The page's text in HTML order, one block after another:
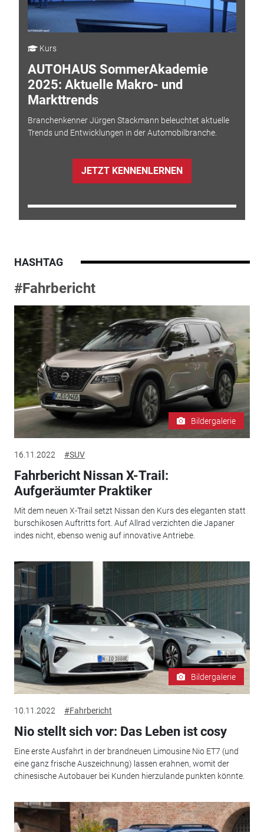
Kurs
AUTOHAUS SommerAkademie
2025: Aktuelle Makro- und
Markttrends
Branchenkenner Jürgen Stackmann beleuchtet aktuelle
Trends und Entwicklungen in der Automobilbranche.
JETZT KENNENLERNEN
HASHTAG
#Fahrbericht
Bildergalerie
16.11.2022 #SUV
Fahrbericht Nissan X-Trail:
Aufgeräumter Praktiker
Mit dem neuen X-Trail setzt Nissan den Kurs des eleganten statt
burschikosen Auftritts fort. Auf Allrad verzichten die Japaner
indes nicht, ebenso wenig auf innovative Antriebe.
Bildergalerie
10.11.2022 #Fahrbericht
Nio stellt sich vor: Das Leben ist cosy
Eine erste Ausfahrt in der brandneuen Limousine Nio ET7 (und
eine ganz frische Auszeichnung) lassen erahnen, womit der
chinesische Autobauer bei Kunden hierzulande punkten könnte.